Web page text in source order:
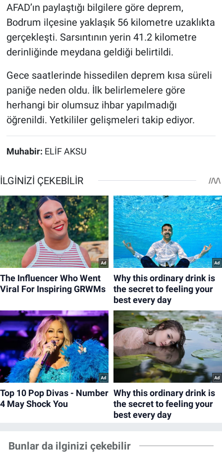
AFAD’ın paylaştığı bilgilere göre deprem,
Bodrum ilçesine yaklaşık 56 kilometre uzaklıkta
gerçekleşti. Sarsıntının yerin 41.2 kilometre
derinliğinde meydana geldiği belirtildi.
Gece saatlerinde hissedilen deprem kısa süreli
paniğe neden oldu. İlk belirlemelere göre
herhangi bir olumsuz ihbar yapılmadığı
öğrenildi. Yetkililer gelişmeleri takip ediyor.
Muhabir: ELİF AKSU
Bunlar da ilginizi çekebilir